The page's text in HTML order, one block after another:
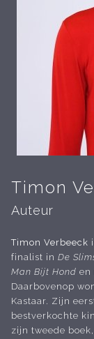
Timon
Auteur
Timon Verbeeck
finalist in De
Man Bijt Hond en
Daarbovenop
Kastaar. Zijn
bestverkochte
zijn tweede